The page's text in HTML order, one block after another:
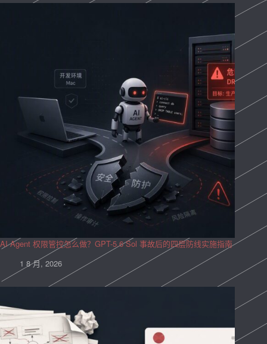
AI Agent 权限管控怎么做？GPT-5.6 Sol 事故后的四层防线实施指南
1 8 月, 2026